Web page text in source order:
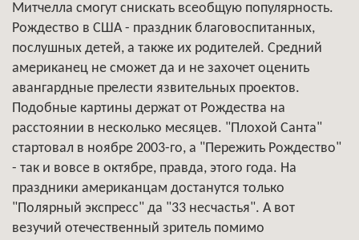
Митчелла смогут снискать всеобщую популярность.
Рождество в США - праздник благовоспитанных,
послушных детей, а также их родителей. Средний
американец не сможет да и не захочет оценить
авангардные прелести язвительных проектов.
Подобные картины держат от Рождества на
расстоянии в несколько месяцев. "Плохой Санта"
стартовал в ноябре 2003-го, а "Пережить Рождество"
- так и вовсе в октябре, правда, этого года. На
праздники американцам достанутся только
"Полярный экспресс" да "33 несчастья". А вот
везучий отечественный зритель помимо